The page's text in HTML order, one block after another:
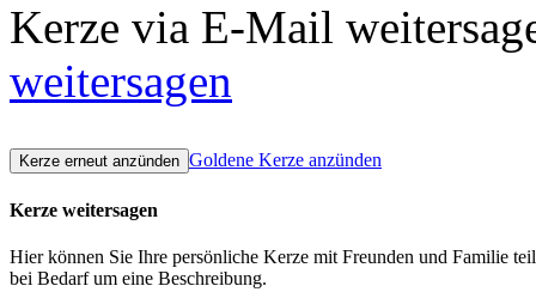
Kerze via E-Mail
weitersagen
Goldene Kerze anzünden
Kerze weitersagen
Hier können Sie Ihre persönliche Kerze mit Freunden und Familie
bei Bedarf um eine Beschreibung.